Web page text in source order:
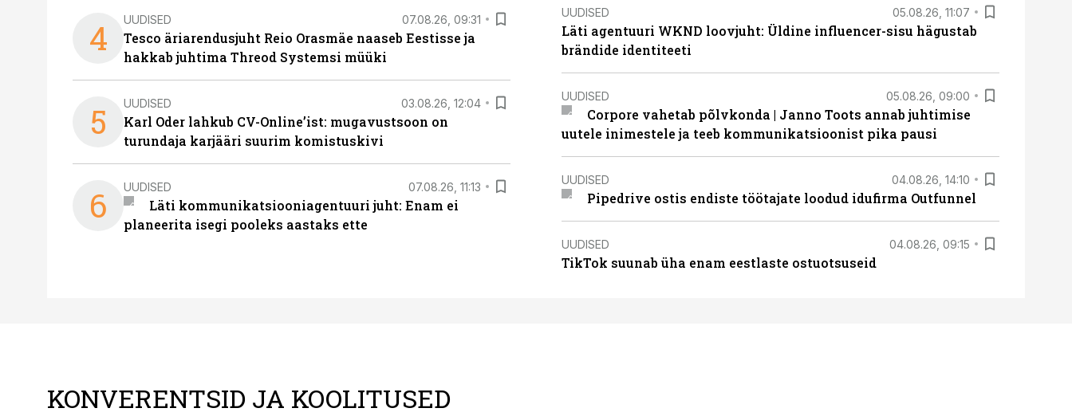
4 UUDISED 07.08.26, 09:31
Tesco äriarendusjuht Reio Orasmäe naaseb Eestisse ja
hakkab juhtima Threod Systemsi müüki
5 UUDISED 03.08.26, 12:04
Karl Oder lahkub CV-Online’ist: mugavustsoon on
turundaja karjääri suurim komistuskivi
6 UUDISED 07.08.26, 11:13
Läti kommunikatsiooniagentuuri juht: Enam ei
planeerita isegi pooleks aastaks ette
UUDISED 05.08.26, 11:07
Läti agentuuri WKND loovjuht: Üldine influencer-sisu hägustab
brändide identiteeti
UUDISED 05.08.26, 09:00
Corpore vahetab põlvkonda | Janno Toots annab juhtimise
uutele inimestele ja teeb kommunikatsioonist pika pausi
UUDISED 04.08.26, 14:10
Pipedrive ostis endiste töötajate loodud idufirma Outfunnel
UUDISED 04.08.26, 09:15
TikTok suunab üha enam eestlaste ostuotsuseid
KONVERENTSID JA KOOLITUSED